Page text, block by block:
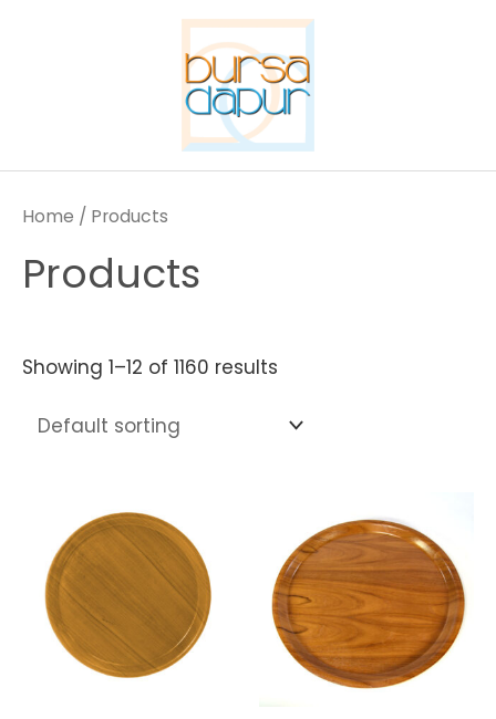
Home / Products
Products
Showing 1–12 of 1160 results